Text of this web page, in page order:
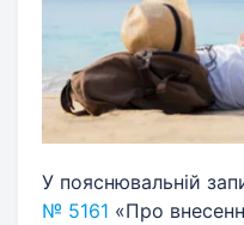
У пояснювальній
№ 5161 «Про